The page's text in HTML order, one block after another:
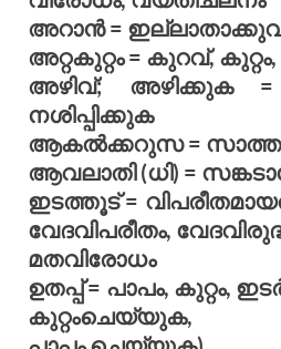
അറാന്‍ =
അറ്റകുറ്റം = കുറവ്,
അഴിവ്; അഴിക്കുക =
നശിപ്പിക്കുക
ആകല്‍ക്കറുസ =
ആവലാതി (ധി) =
ഇടത്തൂട് =
വേദവിപരീതം,
മതവിരോധം
ഉതപ്പ് = പാപം, കുറ്റം,
കുറ്റംചെയ്യുക,